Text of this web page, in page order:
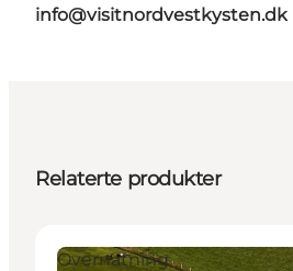
info@visitnordvestkysten.dk
Relaterte produkter
Overnatning